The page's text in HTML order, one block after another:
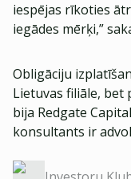
iespējas rīkoties
iegādes mērķi,”
Obligāciju
Lietuvas filiāle, bet
bija Redgate
konsultants ir